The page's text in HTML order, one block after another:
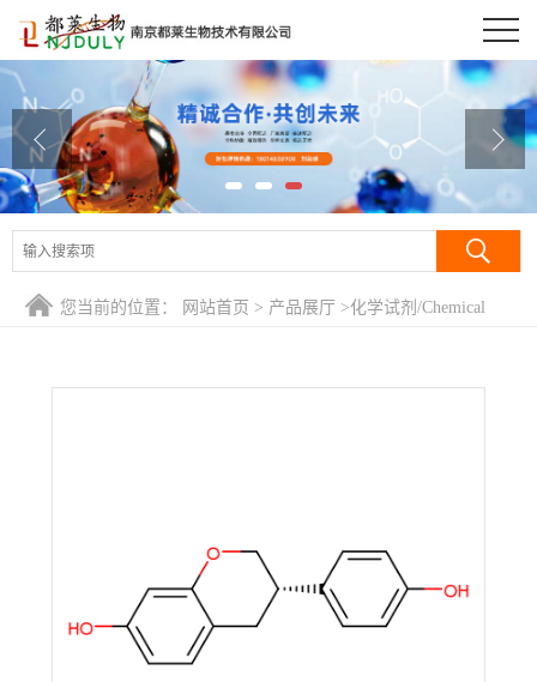
公司首页
公司介绍
公司动态
产品展厅
证书荣誉
您当前的位置： 网站首页 > 产品展厅 >化学试剂/Chemical